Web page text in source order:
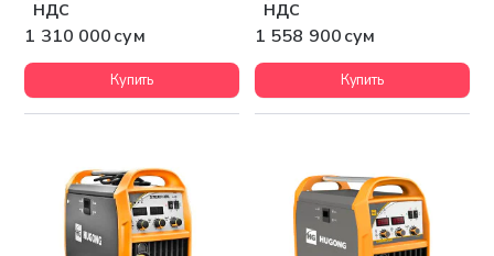
НДС
1 310 000 сум
Купить
НДС
1 558 900 сум
Купить